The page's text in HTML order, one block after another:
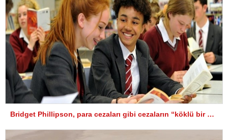
Bridget Phillipson, para cezaları gibi cezaların “köklü bir uygulama” olduğunu ve “uygulamada kalacağını” kaydetti.